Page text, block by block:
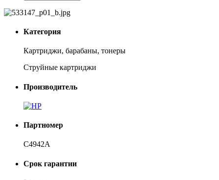
Категория
Картриджи, барабаны, тонеры
Струйные картриджи
Производитель
Партномер
C4942A
Срок гарантии